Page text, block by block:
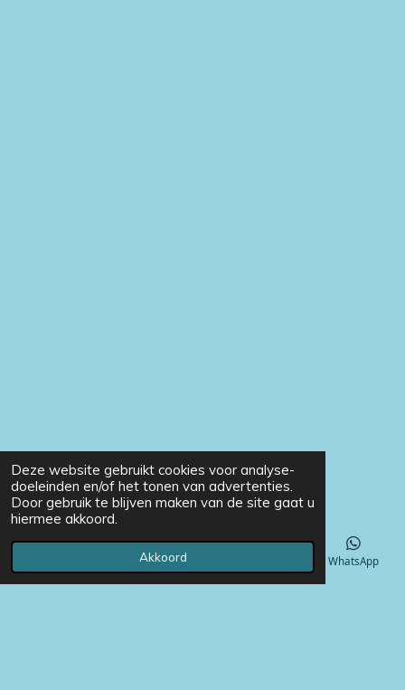
Deze website gebruikt cookies voor analyse-
doeleinden en/of het tonen van advertenties.
Door gebruik te blijven maken van de site gaat u
hiermee akkoord.
Akkoord
Telefoonnummer WhatsApp